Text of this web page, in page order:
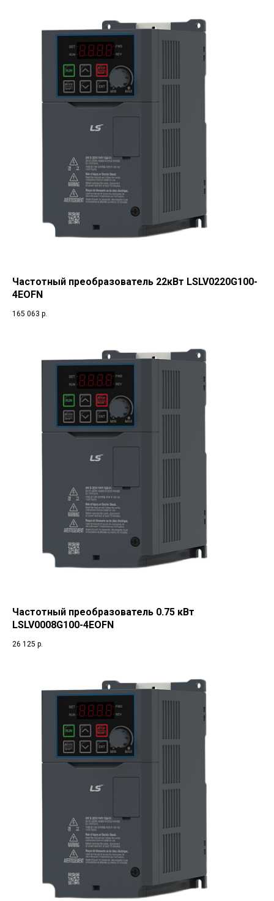
Частотный преобразователь 22кВт LSLV0220G100-
4EOFN
165 063 р.
Частотный преобразователь 0.75 кВт
LSLV0008G100-4EOFN
26 125 р.